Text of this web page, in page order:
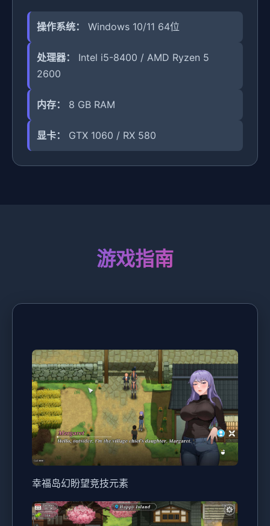
操作系统： Windows 10/11 64位
处理器：
Intel i5-8400 / AMD Ryzen 5
2600
内存： 8 GB RAM
显卡： GTX 1060 / RX 580
游戏指南
幸福岛幻盼望竞技元素